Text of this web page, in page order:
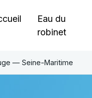
Eau du
robinet
— Seine-Maritime